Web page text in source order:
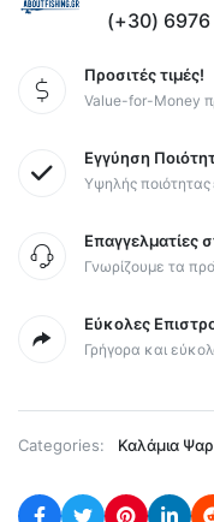
(+30) 6976
Προσιτές τιμές!
Value-for-Money
Εγγύηση
Υψηλής ποιότητας
Επαγγελματίες
Γνωρίζουμε τα
Εύκολες
Γρήγορα και
Categories: Καλάμια